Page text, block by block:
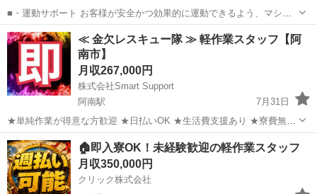
■・運動サポート お客様が安全かつ効果的に運動できるよう、マシン
の使い方をアドバイスします。運動が初めての方や苦手な方がほとん
どなので、難しい指導はありません。「今日はこの動きを意識しまし
ょう！」といったお声がけをしながら、...
徳島 吉野川市 その他
≪ 金欠レスキュー隊 ≫ 軽作業スタッフ【阿
南市】
月収267,000円
株式会社Smart Support
阿南駅
7月31日
★単純作業が得意な方歓迎 ★日払いOK ★生活費支援あり ★寮費無料
（規定あり） ★スピード就業（最短翌日） ★LINE面談OK ★タトゥー
相談可 ■ お仕事例 ・アパートの清掃 ・医薬品の梱包...
徳島 阿南市 阿南駅 その他 単純作業
🏠即入寮OK！未経験歓迎の軽作業スタッフ
月収350,000円
クリック株式会社